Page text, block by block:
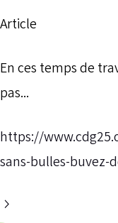
Article
En ces temps de
pas...
https://
sans-bulles-buvez-